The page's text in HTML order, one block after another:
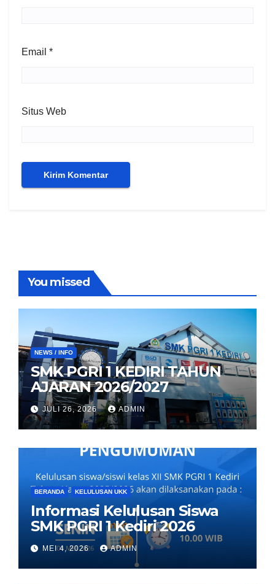
Email *
Situs Web
You missed
NEWS / INFO
SMK PGRI 1 KEDIRI TAHUN
AJARAN 2026/2027
JULI 26, 2026 ADMIN
BERANDA KELULUSAN UKK
Informasi Kelulusan Siswa
SMK PGRI 1 Kediri 2026
MEI 4, 2026 ADMIN